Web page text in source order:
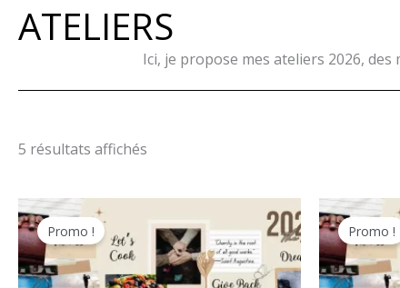
ATELIERS
Ici, je propose mes ateliers 2026,
5 résultats affichés
Promo !
prix
initial
était :
111,00€.
actuel
est :
85,00€.
Promo !
prix
initial
était :